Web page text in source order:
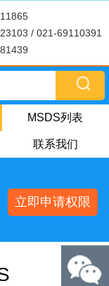
/ 021-69110391
MSDS列表
联系我们
立即申请权限